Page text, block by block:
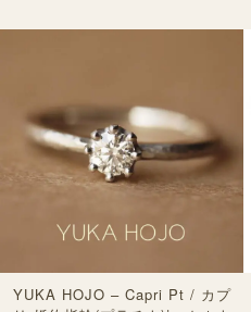
YUKA HOJO – Capri Pt / カプ